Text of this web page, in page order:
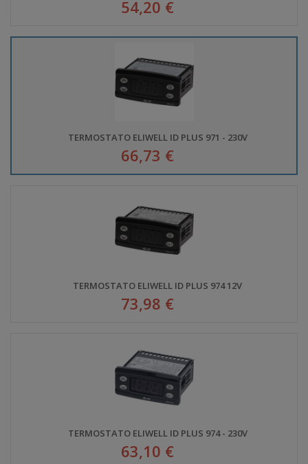
54,20 €
TERMOSTATO ELIWELL ID PLUS 971 - 230V
66,73 €
TERMOSTATO ELIWELL ID PLUS 974 12V
73,98 €
TERMOSTATO ELIWELL ID PLUS 974 - 230V
63,10 €